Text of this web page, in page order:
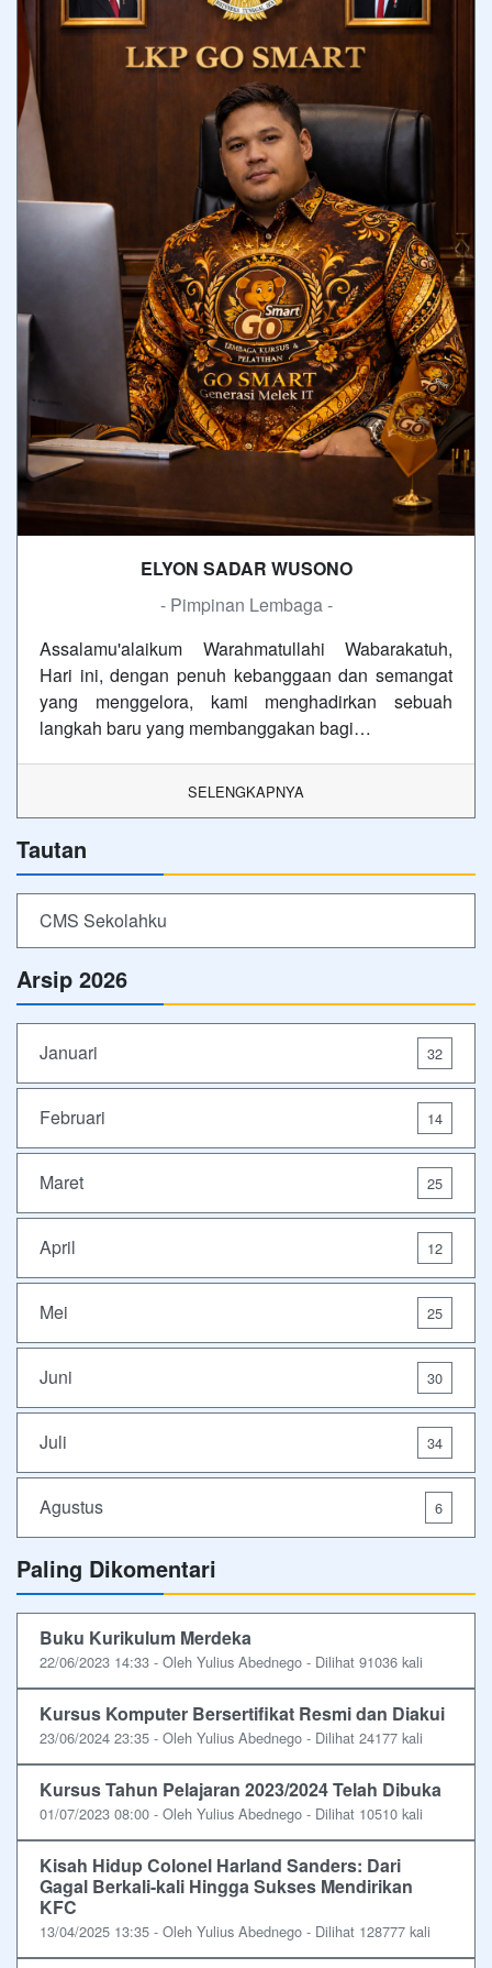
ELYON SADAR WUSONO
- Pimpinan Lembaga -
Assalamu'alaikum Warahmatullahi Wabarakatuh,
Hari ini, dengan penuh kebanggaan dan semangat
yang menggelora, kami menghadirkan sebuah
langkah baru yang membanggakan bagi…
SELENGKAPNYA
Tautan
CMS Sekolahku
Arsip 2026
Januari 32
Februari 14
Maret 25
April 12
Mei 25
Juni 30
Juli 34
Agustus 6
Paling Dikomentari
Buku Kurikulum Merdeka
22/06/2023 14:33 - Oleh Yulius Abednego - Dilihat 91036 kali
Kursus Komputer Bersertifikat Resmi dan Diakui
23/06/2024 23:35 - Oleh Yulius Abednego - Dilihat 24177 kali
Kursus Tahun Pelajaran 2023/2024 Telah Dibuka
01/07/2023 08:00 - Oleh Yulius Abednego - Dilihat 10510 kali
Kisah Hidup Colonel Harland Sanders: Dari
Gagal Berkali-kali Hingga Sukses Mendirikan
KFC
13/04/2025 13:35 - Oleh Yulius Abednego - Dilihat 128777 kali